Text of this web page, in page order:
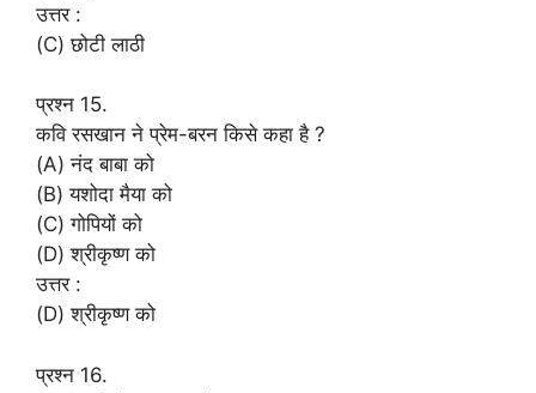
उत्तर :
(C) छोटी लाठी
प्रश्न 15.
कवि रसखान ने प्रेम-बरन किसे कहा है ?
(A) नंद बाबा को
(B) यशोदा मैया को
(C) गोपियों को
(D) श्रीकृष्ण को
उत्तर :
(D) श्रीकृष्ण को
प्रश्न 16.